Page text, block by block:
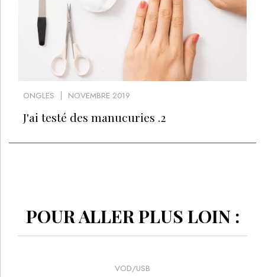
ONGLES NOVEMBRE 2019
J'ai testé des manucuries .2
POUR ALLER PLUS LOIN :
VOD/USB